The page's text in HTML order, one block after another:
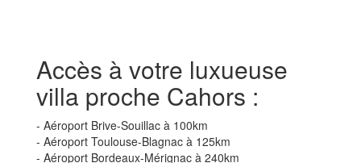
Accès à votre luxueuse
villa proche Cahors :
- Aéroport Brive-Souillac à 100km
- Aéroport Toulouse-Blagnac à 125km
- Aéroport Bordeaux-Mérignac à 240km